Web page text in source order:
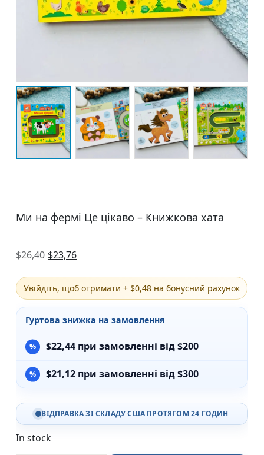
Ми на фермі Це цікаво – Книжкова хата
$26,40 $23,76
Увійдіть, щоб отримати + $0,48 на бонусний рахунок
Гуртова знижка на замовлення
$22,44 при замовленні від $200
$21,12 при замовленні від $300
ВІДПРАВКА ЗІ СКЛАДУ США ПРОТЯГОМ 24 ГОДИН
In stock